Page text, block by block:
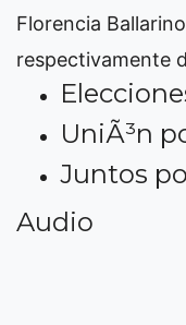
Florencia
respectivamente
UniÃ³n
Juntos
Audio